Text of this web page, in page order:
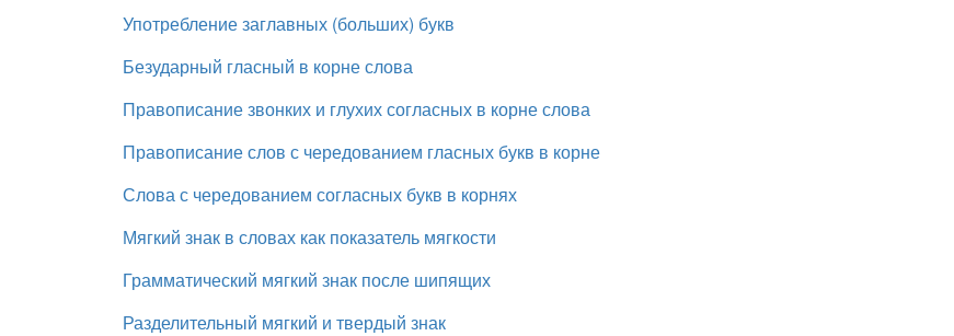
Употребление заглавных (больших) букв
Безударный гласный в корне слова
Правописание звонких и глухих согласных в корне слова
Правописание слов с чередованием гласных букв в корне
Слова с чередованием согласных букв в корнях
Мягкий знак в словах как показатель мягкости
Грамматический мягкий знак после шипящих
Разделительный мягкий и твердый знак